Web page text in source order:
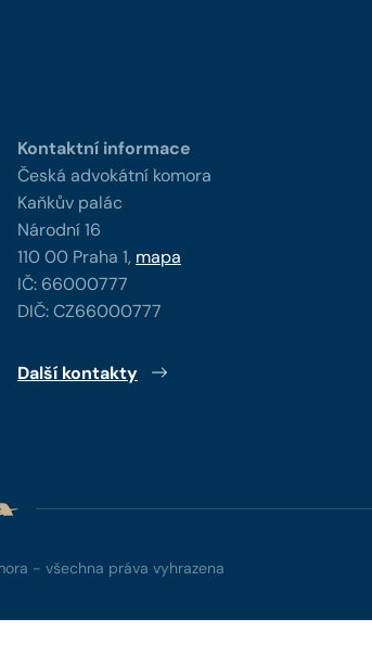
Kontaktní informace
Česká advokátní komora
Kaňkův palác
Národní 16
110 00 Praha 1, mapa
IČ: 66000777
DIČ: CZ66000777
Další kontakty
- všechna práva vyhrazena